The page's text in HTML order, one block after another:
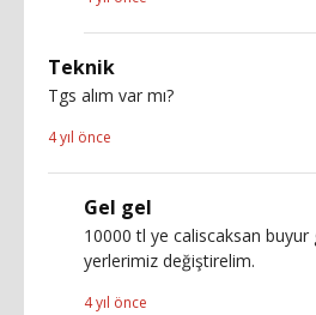
Teknik
Tgs alım var mı?
4 yıl önce
Gel gel
10000 tl ye caliscaksan buyur
yerlerimiz değiştirelim.
4 yıl önce